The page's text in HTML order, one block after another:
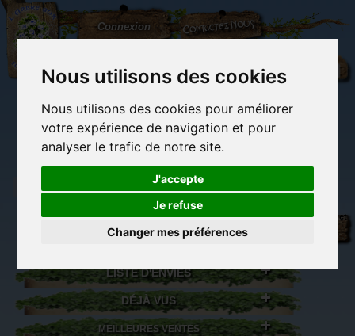
Nous utilisons des cookies
Nous utilisons des cookies pour améliorer
votre expérience de navigation et pour
analyser le trafic de notre site.
J'accepte
Je refuse
Changer mes préférences
L'Arbre
aux
100.000
Connexion Contactez-nous
(vide)
Librairie des
Carterie
originale
Activités
détente et jeux
Objets déco et
LISTE D'ENVIES
DÉJÀ VUS
MEILLEURES VENTES